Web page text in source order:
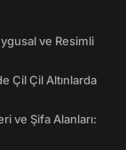
ve Resimli
Çil Çil Altınlarda
ve Şifa Alanları: